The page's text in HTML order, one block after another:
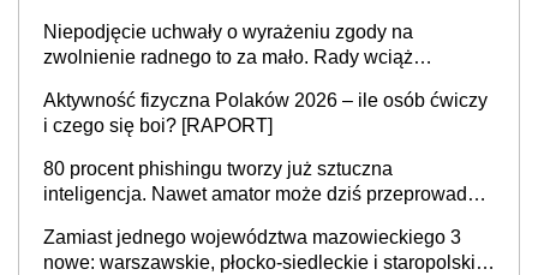
Niepodjęcie uchwały o wyrażeniu zgody na
zwolnienie radnego to za mało. Rady wciąż
sprawy
Aktywność fizyczna Polaków 2026 – ile osób ćwiczy
i czego się boi? [RAPORT]
80 procent phishingu tworzy już sztuczna
inteligencja. Nawet amator może dziś przeprowadzić
Zamiast jednego województwa mazowieckiego 3
nowe: warszawskie, płocko-siedleckie i staropolskie.